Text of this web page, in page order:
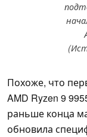
Похоже, что
AMD Ryzen 9
раньше конца
обновила